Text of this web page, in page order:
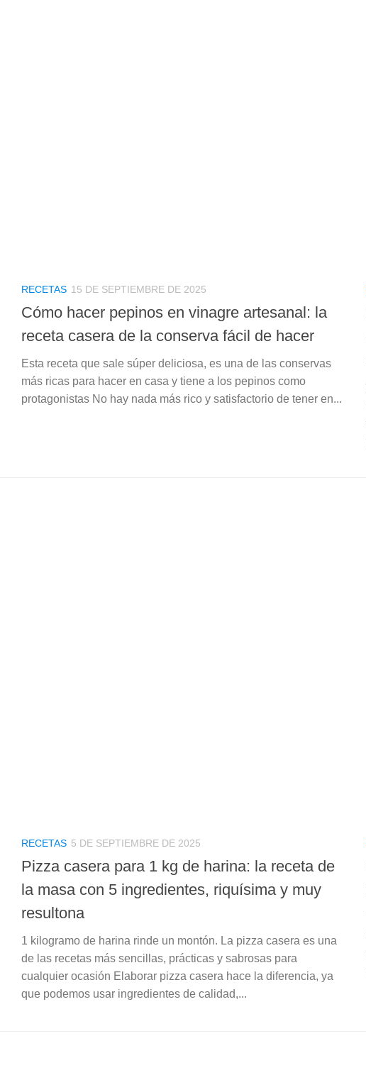
RECETAS 15 DE SEPTIEMBRE DE 2025
Cómo hacer pepinos en vinagre artesanal: la
receta casera de la conserva fácil de hacer
Esta receta que sale súper deliciosa, es una de las conservas
más ricas para hacer en casa y tiene a los pepinos como
protagonistas No hay nada más rico y satisfactorio de tener en...
RECETAS 5 DE SEPTIEMBRE DE 2025
Pizza casera para 1 kg de harina: la receta de
la masa con 5 ingredientes, riquísima y muy
resultona
1 kilogramo de harina rinde un montón. La pizza casera es una
de las recetas más sencillas, prácticas y sabrosas para
cualquier ocasión Elaborar pizza casera hace la diferencia, ya
que podemos usar ingredientes de calidad,...